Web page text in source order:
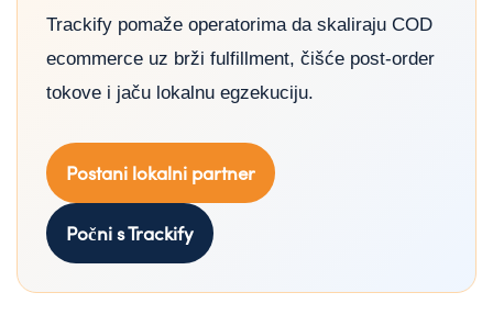
Trackify pomaže operatorima da skaliraju COD
ecommerce uz brži fulfillment, čišće post-order
tokove i jaču lokalnu egzekuciju.
Postani lokalni partner
Počni s Trackify